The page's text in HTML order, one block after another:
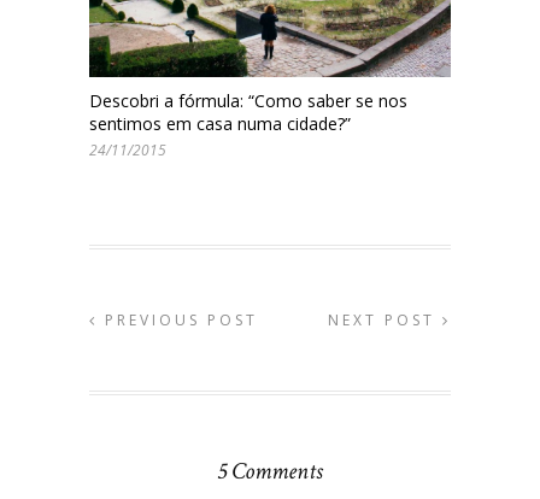
Descobri a fórmula: “Como saber se nos
sentimos em casa numa cidade?”
24/11/2015
PREVIOUS POST NEXT POST
5 Comments